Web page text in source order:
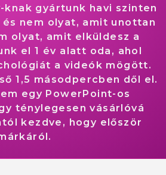
gyártunk havi szinten
nem olyat, amit unottan
olyat, amit elküldesz a
el 1 év alatt oda, ahol
a videók mögött.
1,5 másodpercben dől el.
egy PowerPoint-os
ténylegesen vásárlóvá
kezdve, hogy először